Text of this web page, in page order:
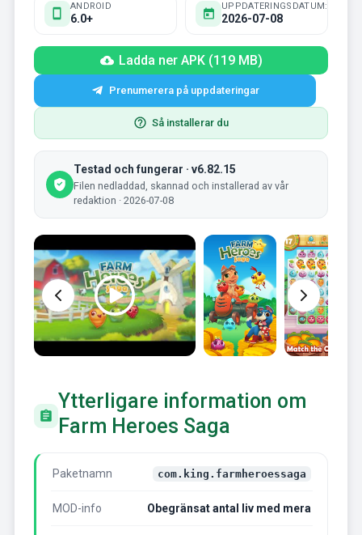
ANDROID
6.0+
UPPDATERINGSDATUM:
2026-07-08
Ladda ner APK (119 MB)
Prenumerera på uppdateringar
Så installerar du
Testad och fungerar · v6.82.15
Filen nedladdad, skannad och installerad av vår
redaktion · 2026-07-08
Ytterligare information om
Farm Heroes Saga
Paketnamn com.king.farmheroessaga
MOD-info Obegränsat antal liv med mera